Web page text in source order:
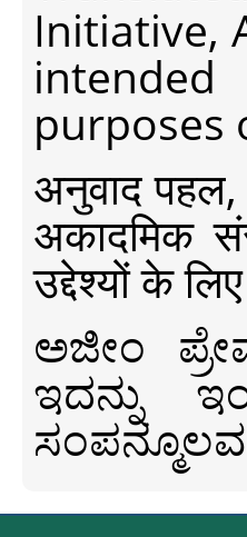
Initiative,
purposes
अनुवाद पहल,
अकादमिक
उद्देश्यों के
ಅಜೀಂ
ಇದನ್ನು